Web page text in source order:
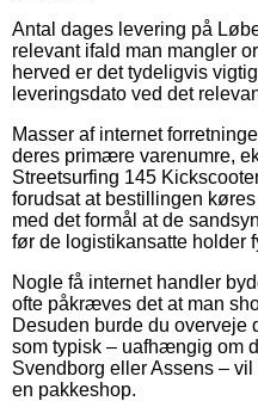
Antal dages levering på
relevant ifald man mangler
herved er det tydeligvis
leveringsdato ved det
Masser af internet
deres primære varenumre,
Streetsurfing 145
forudsat at bestillingen
med det formål at de
før de logistikansatte holder
Nogle få internet handler
ofte påkræves det at man
Desuden burde du overveje
som typisk – uafhængig om
Svendborg eller Assens –
en pakkeshop.